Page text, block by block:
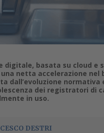
digitale, basata su cloud e
netta accelerazione nel
dall’evoluzione normativa
dei registratori di
in uso.
DESTRI